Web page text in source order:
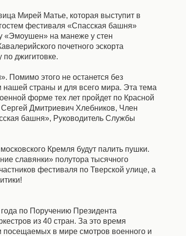
Мирей Матье, которая выступит в
фестиваля «Спасская башня»
«Эмоушен» на манеже у стен
почетного эскорта
по джигитовке.
Помимо этого не останется без
страны и для всего мира. Эта тема
форме тех лет пройдет по Красной
Дмитриевич Хлебников, Член
башня», Руководитель Службы
Кремля будут палить пушки.
славянки» полутора тысячного
фестиваля по Тверской улице, а
по Поручению Президента
из 40 стран. За это время
посещаемых в мире смотров военного и